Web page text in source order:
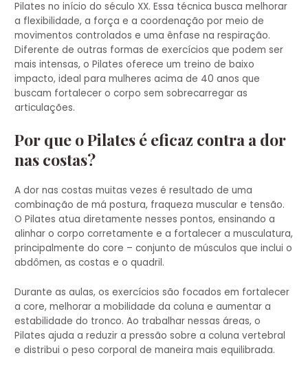
Pilates no início do século XX. Essa técnica busca melhorar
a flexibilidade, a força e a coordenação por meio de
movimentos controlados e uma ênfase na respiração.
Diferente de outras formas de exercícios que podem ser
mais intensas, o Pilates oferece um treino de baixo
impacto, ideal para mulheres acima de 40 anos que
buscam fortalecer o corpo sem sobrecarregar as
articulações.
Por que o Pilates é eficaz contra a dor
nas costas?
A dor nas costas muitas vezes é resultado de uma
combinação de má postura, fraqueza muscular e tensão.
O Pilates atua diretamente nesses pontos, ensinando a
alinhar o corpo corretamente e a fortalecer a musculatura,
principalmente do core – conjunto de músculos que inclui o
abdômen, as costas e o quadril.
Durante as aulas, os exercícios são focados em fortalecer
a core, melhorar a mobilidade da coluna e aumentar a
estabilidade do tronco. Ao trabalhar nessas áreas, o
Pilates ajuda a reduzir a pressão sobre a coluna vertebral
e distribui o peso corporal de maneira mais equilibrada.